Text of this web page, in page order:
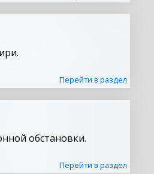
Перейти в раздел
обстановки.
Перейти в раздел